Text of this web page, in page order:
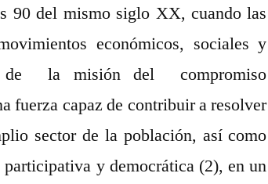
90 del mismo siglo XX, cuando las
económicos, sociales y
de la misión del compromiso
fuerza capaz de contribuir a resolver
sector de la población, así como
y democrática (2), en un